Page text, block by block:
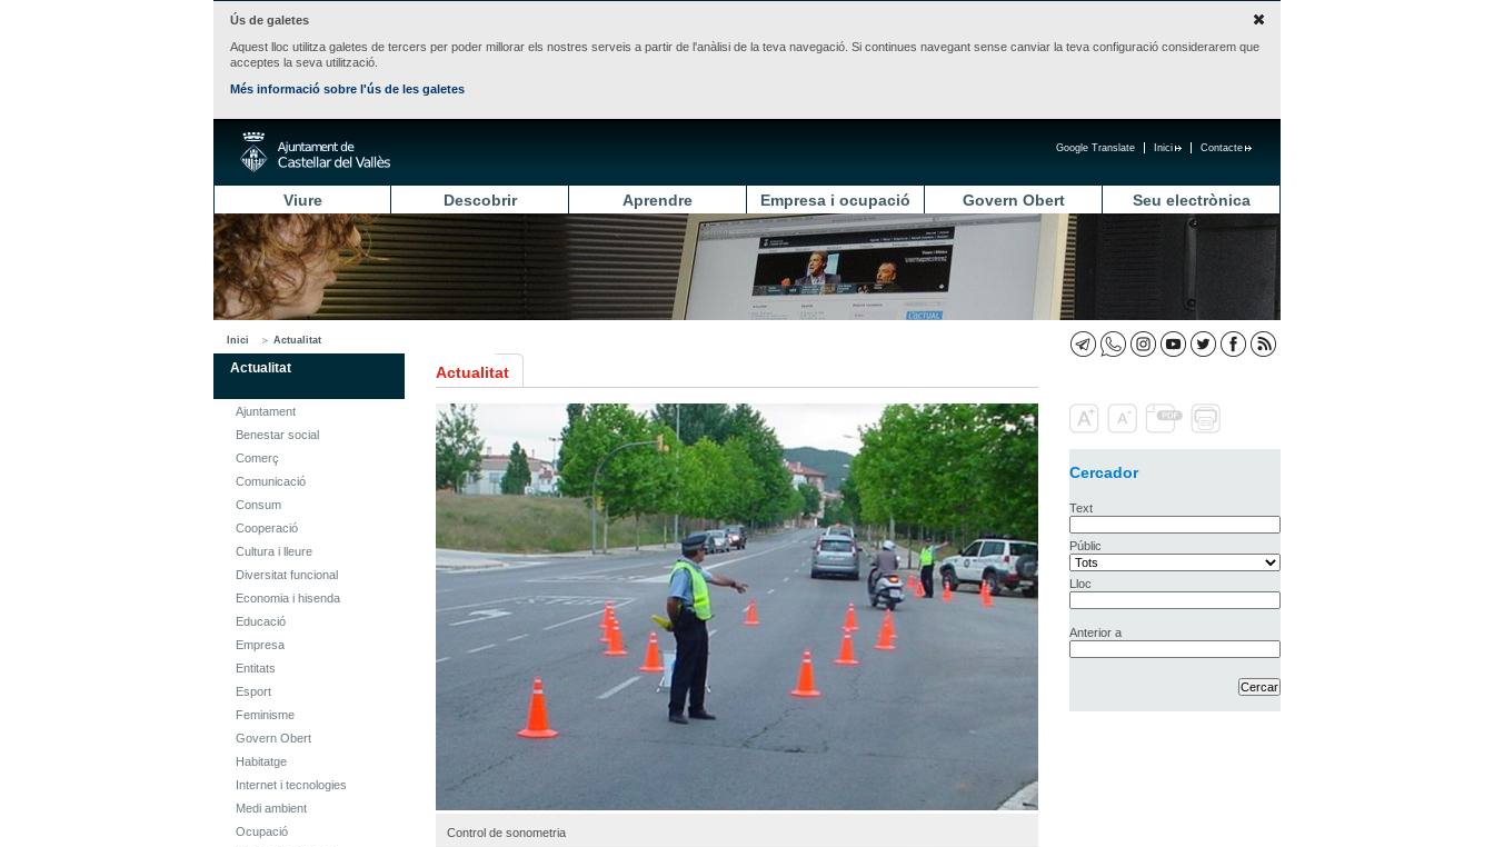
Ús de galetes
Aquest lloc utilitza galetes de tercers per poder millorar els nostres serveis a partir de l'anàlisi de la teva navegació. Si continues navegant sense canviar la teva configuració considerarem que
acceptes la seva utilització.
Més informació sobre l'ús de les galetes
Contacte
Inici
Google Translate
Viure Descobrir Aprendre Empresa i ocupació Govern Obert Seu electrònica
Inici Actualitat
Actualitat
Ajuntament
Benestar social
Comerç
Comunicació
Consum
Cooperació
Cultura i lleure
Diversitat funcional
Economia i hisenda
Educació
Empresa
Entitats
Esport
Feminisme
Govern Obert
Habitatge
Internet i tecnologies
Medi ambient
Ocupació
Actualitat
Control de sonometria
Cercador
Text
Públic
Lloc
Anterior a